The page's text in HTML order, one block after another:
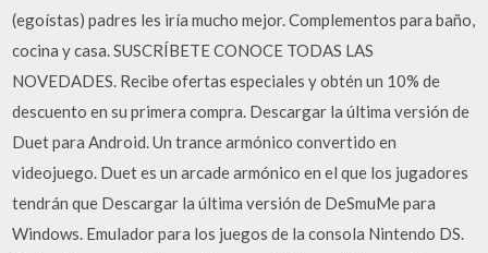
(egoístas) padres les iría mucho mejor. Complementos para baño,
cocina y casa. SUSCRÍBETE CONOCE TODAS LAS
NOVEDADES. Recibe ofertas especiales y obtén un 10% de
descuento en su primera compra. Descargar la última versión de
Duet para Android. Un trance armónico convertido en
videojuego. Duet es un arcade armónico en el que los jugadores
tendrán que Descargar la última versión de DeSmuMe para
Windows. Emulador para los juegos de la consola Nintendo DS.